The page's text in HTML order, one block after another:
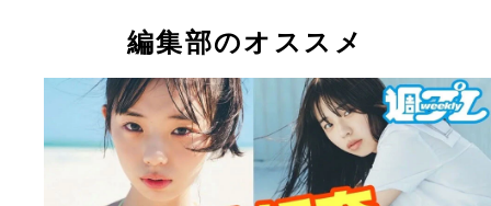
編集部のオススメ